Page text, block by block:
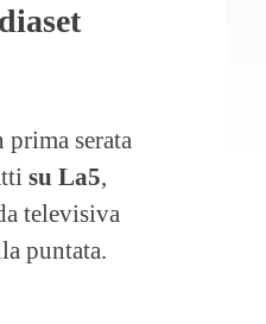
serata
su La5,
televisiva
puntata.